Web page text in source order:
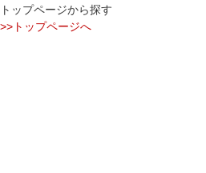
トップページから探す
>>トップページへ